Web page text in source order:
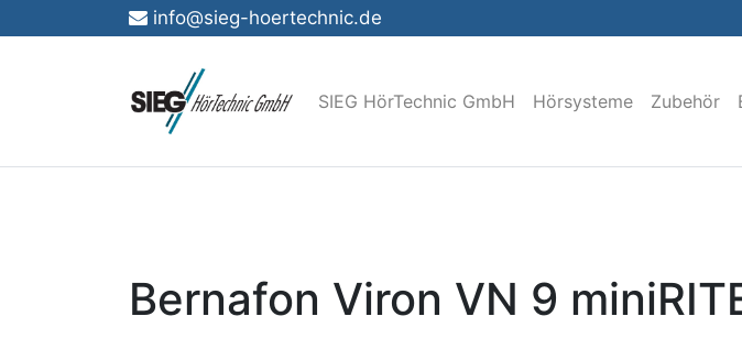
info@sieg-hoertechnic.de
SIEG HörTechnic GmbH Hörsysteme Zubehör
Bernafon Viron VN 9